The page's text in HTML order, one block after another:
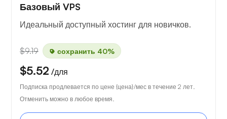
Базовый VPS
Идеальный доступный хостинг для новичков.
$9.19 сохранить 40%
$5.52 /для
Подписка продлевается по цене {цена}/мес в течение 2 лет.
Отменить можно в любое время.